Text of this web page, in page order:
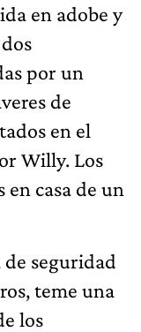
en adobe y
por un
de
en el
Willy. Los
casa de un
seguridad
teme una
los